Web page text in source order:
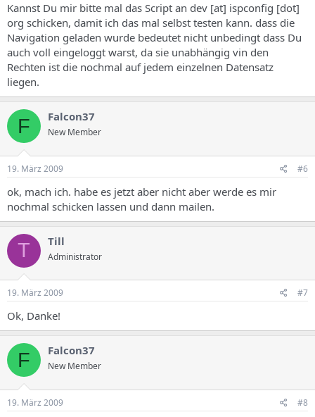
Kannst Du mir bitte mal das Script an dev [at] ispconfig [dot]
org schicken, damit ich das mal selbst testen kann. dass die
Navigation geladen wurde bedeutet nicht unbedingt dass Du
auch voll eingeloggt warst, da sie unabhängig vin den
Rechten ist die nochmal auf jedem einzelnen Datensatz
liegen.
F Falcon37
New Member
19. März 2009 #6
ok, mach ich. habe es jetzt aber nicht aber werde es mir
nochmal schicken lassen und dann mailen.
T Till
Administrator
19. März 2009 #7
Ok, Danke!
F Falcon37
New Member
19. März 2009 #8